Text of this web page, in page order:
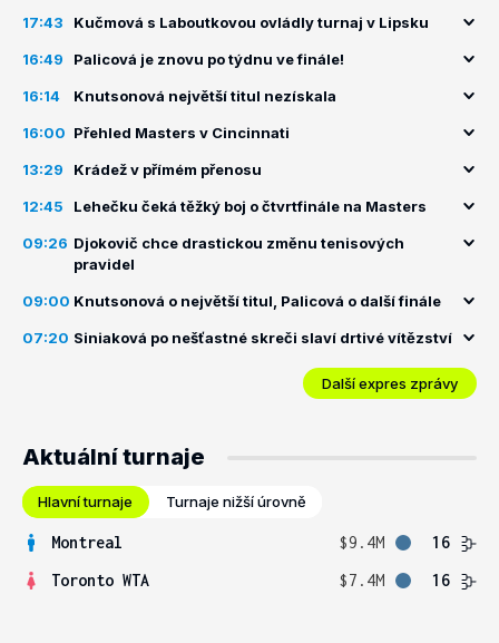
17:43 Kučmová s Laboutkovou ovládly turnaj v Lipsku
16:49 Palicová je znovu po týdnu ve finále!
16:14 Knutsonová největší titul nezískala
16:00 Přehled Masters v Cincinnati
13:29 Krádež v přímém přenosu
12:45 Lehečku čeká těžký boj o čtvrtfinále na Masters
09:26 Djokovič chce drastickou změnu tenisových
pravidel
09:00 Knutsonová o největší titul, Palicová o další finále
07:20 Siniaková po nešťastné skreči slaví drtivé vítězství
Další expres zprávy
Aktuální turnaje
Hlavní turnaje Turnaje nižší úrovně
Montreal $9.4M
16
Toronto WTA
$7.4M 16